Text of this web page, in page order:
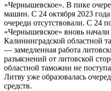
«Чернышевское». В пике
машин. С 24 октября 2023
очереди отсутствовали. С 24
«Чернышевское» вновь
Калининградской областной
— замедленная работа
разъяснений от литовской
областной таможни не
Литву уже образовалась
средств.